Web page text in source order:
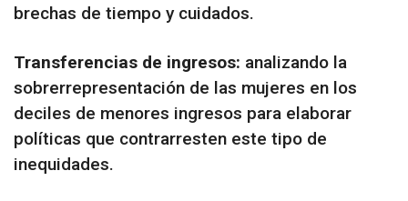
brechas de tiempo y cuidados.
Transferencias de ingresos: analizando la
sobrerrepresentación de las mujeres en los
deciles de menores ingresos para elaborar
políticas que contrarresten este tipo de
inequidades.